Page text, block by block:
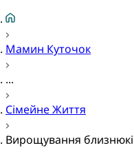
Мамин Куточок
...
Сімейне Життя
Вирощування